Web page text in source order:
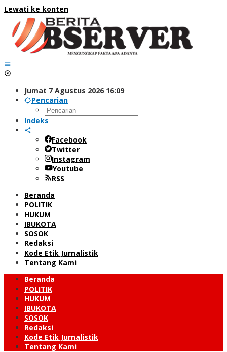
Lewati ke konten
Jumat 7 Agustus 2026 16:09
Pencarian
Indeks
Facebook
Twitter
Instagram
Youtube
RSS
Beranda
POLITIK
HUKUM
IBUKOTA
SOSOK
Redaksi
Kode Etik Jurnalistik
Tentang Kami
Beranda
POLITIK
HUKUM
IBUKOTA
SOSOK
Redaksi
Kode Etik Jurnalistik
Tentang Kami